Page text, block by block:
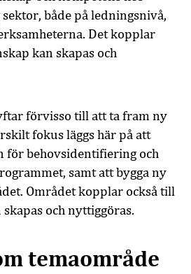
både på ledningsnivå,
Det kopplar
kan skapas och
förvisso till att ta fram ny
fokus läggs här på att
för behovsidentifiering och
samt att bygga ny
Området kopplar också till
och nyttiggöras.
temaområde